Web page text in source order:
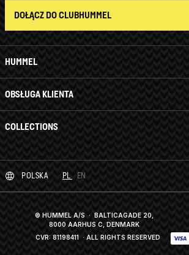
HUMMEL
OBSŁUGA KLIENTA
COLLECTIONS
DOŁĄCZ DO CLUBHUMMEL
POLSKA PL EN
© HUMMEL A/S · BALTICAGADE 20,
8000 AARHUS C, DENMARK
CVR: 81198411 · ALL RIGHTS RESERVED